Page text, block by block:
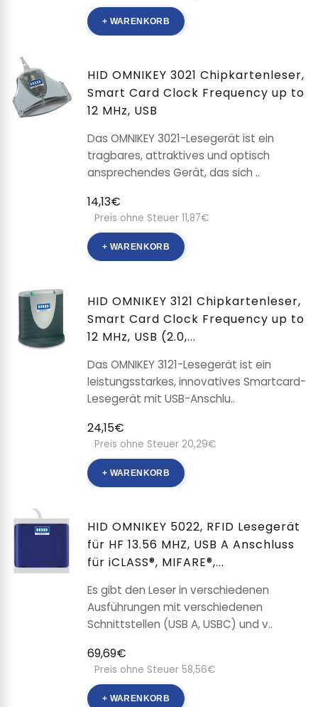
+ WARENKORB
HID OMNIKEY 3021 Chipkartenleser,
Smart Card Clock Frequency up to
12 MHz, USB
Das OMNIKEY 3021-Lesegerät ist ein
tragbares, attraktives und optisch
ansprechendes Gerät, das sich ..
14,13€
Preis ohne Steuer 11,87€
+ WARENKORB
HID OMNIKEY 3121 Chipkartenleser,
Smart Card Clock Frequency up to
12 MHz, USB (2.0,...
Das OMNIKEY 3121-Lesegerät ist ein
leistungsstarkes, innovatives Smartcard-
Lesegerät mit USB-Anschlu..
24,15€
Preis ohne Steuer 20,29€
+ WARENKORB
HID OMNIKEY 5022, RFID Lesegerät
für HF 13.56 MHZ, USB A Anschluss
für iCLASS®, MIFARE®,...
Es gibt den Leser in verschiedenen
Ausführungen mit verschiedenen
Schnittstellen (USB A, USBC) und v..
69,69€
Preis ohne Steuer 58,56€
+ WARENKORB